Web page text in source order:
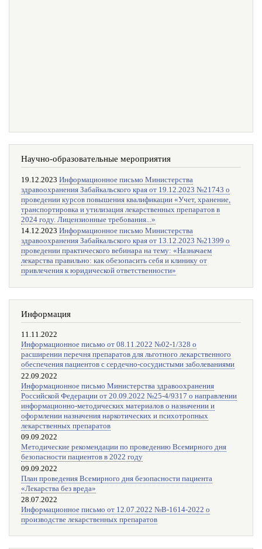
Научно-образовательные мероприятия
19.12.2023 Информационное письмо Министерства
здравоохранения Забайкальского края от 19.12.2023 №21743 о
проведении курсов повышения квалификации «Учет, хранение,
транспортировка и утилизация лекарственных препаратов в
2024 году. Лицензионные требования...»
14.12.2023 Информационное письмо Министерства
здравоохранения Забайкальского края от 13.12.2023 №21399 о
проведении практического вебинара на тему: «Назначаем
лекарства правильно: как обезопасить себя и клинику от
привлечения к юридической ответственности»
Информация
11.11.2022
Информационное письмо от 08.11.2022 №02-1/328 о
расширении перечня препаратов для льготного лекарственного
обеспечения пациентов с сердечно-сосудистыми заболеваниями
22.09.2022
Информационное письмо Министерства здравоохранения
Российской Федерации от 20.09.2022 №25-4/9317 о направлении
информационно-методических материалов о назначении и
оформлении назначения наркотических и психотропных
лекарственных препаратов
09.09.2022
Методические рекомендации по проведению Всемирного дня
безопасности пациентов в 2022 году
09.09.2022
План проведения Всемирного дня безопасности пациента
«Лекарства без вреда»
28.07.2022
Информационное письмо от 12.07.2022 №В-1614-2022 о
производстве лекарственных препаратов